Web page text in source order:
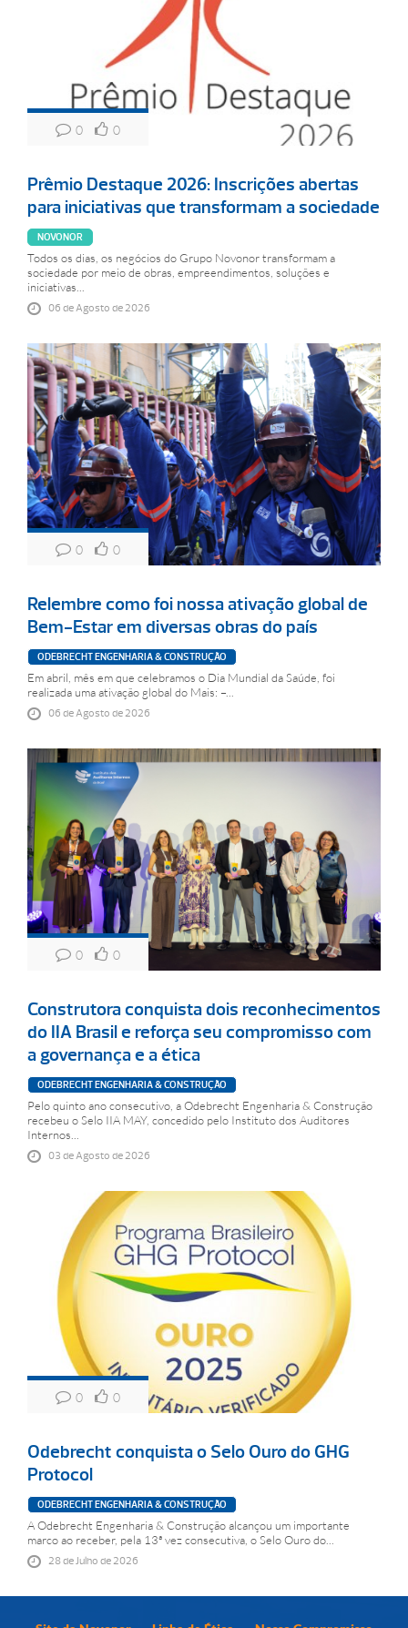
0 0
Prêmio Destaque 2026: Inscrições abertas
para iniciativas que transformam a sociedade
NOVONOR
Todos os dias, os negócios do Grupo Novonor transformam a
sociedade por meio de obras, empreendimentos, soluções e
iniciativas...
06 de Agosto de 2026
0 0
Relembre como foi nossa ativação global de
Bem-Estar em diversas obras do país
ODEBRECHT ENGENHARIA & CONSTRUÇÃO
Em abril, mês em que celebramos o Dia Mundial da Saúde, foi
realizada uma ativação global do Mais: –...
06 de Agosto de 2026
0 0
Construtora conquista dois reconhecimentos
do IIA Brasil e reforça seu compromisso com
a governança e a ética
ODEBRECHT ENGENHARIA & CONSTRUÇÃO
Pelo quinto ano consecutivo, a Odebrecht Engenharia & Construção
recebeu o Selo IIA MAY, concedido pelo Instituto dos Auditores
Internos...
03 de Agosto de 2026
0 0
Odebrecht conquista o Selo Ouro do GHG
Protocol
ODEBRECHT ENGENHARIA & CONSTRUÇÃO
A Odebrecht Engenharia & Construção alcançou um importante
marco ao receber, pela 13ª vez consecutiva, o Selo Ouro do...
28 de Julho de 2026